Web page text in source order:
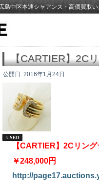
島中区本通シャアンス・高価買取
【CARTIER】2C
公開日: 2016年1月24日
【CARTIER】2Cリン
￥248,000円
http://